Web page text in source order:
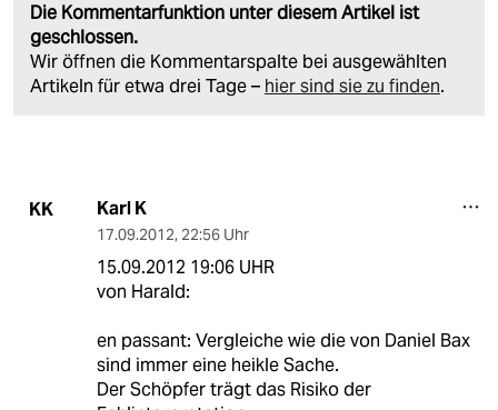
Die Kommentarfunktion unter diesem Artikel ist
geschlossen.
Wir öffnen die Kommentarspalte bei ausgewählten
Artikeln für etwa drei Tage – hier sind sie zu finden.
KK Karl K
17.09.2012, 22:56 Uhr
15.09.2012 19:06 UHR
von Harald:
en passant: Vergleiche wie die von Daniel Bax
sind immer eine heikle Sache.
Der Schöpfer trägt das Risiko der